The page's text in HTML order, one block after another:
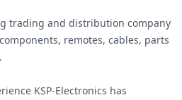
trading and distribution company
remotes, cables, parts
KSP-Electronics has